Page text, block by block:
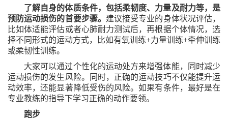
了解自身的体质条件，包括柔韧度、力量及耐力等，是
预防运动损伤的首要步骤。 建议接受专业的身体状况评估，
比如体适能评估或者心肺耐力测试后，再根据个体情况，选
择不同形式的运动方式，比如有氧训练+力量训练+牵伸训练
或柔韧性训练。
大家可以通过个性化的运动处方来增强体能，同时减少
运动损伤的发生风险。同时，正确的运动技巧不仅能提升运
动效率，还能显著降低受伤的风险。如果有条件，最好是在
专业教练的指导下学习正确的动作要领。
跑步